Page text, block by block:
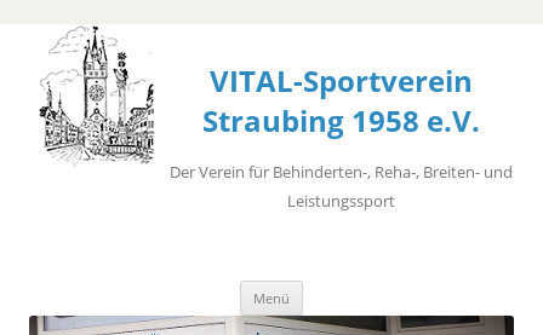
VITAL-Sportverein
Straubing 1958 e.V.
Der Verein für Behinderten-, Reha-, Breiten- und
Leistungssport
Menü
springen